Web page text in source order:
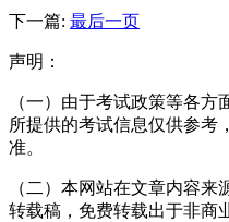
下一篇: 最后一页
声明：
（一）由于考试政策等各
所提供的考试信息仅供参考
准。
（二）本网站在文章内容
转载稿，免费转载出于非商